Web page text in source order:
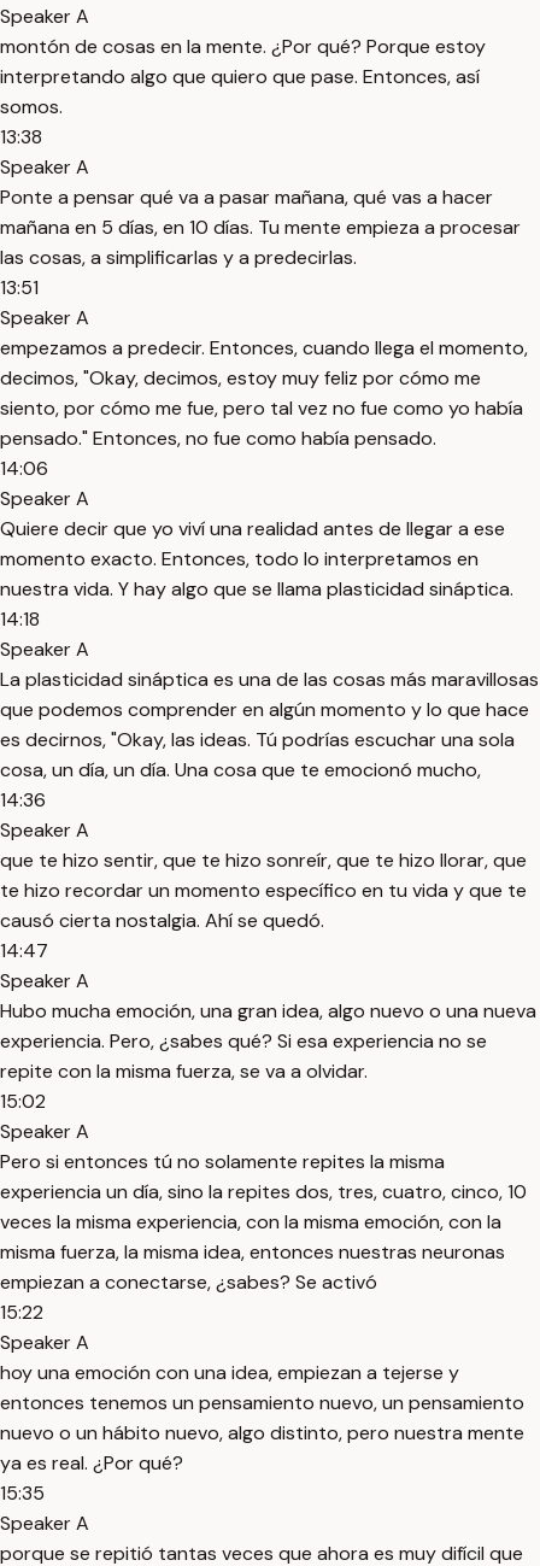
Speaker A
montón de cosas en la mente. ¿Por qué? Porque estoy
interpretando algo que quiero que pase. Entonces, así
somos.
13:38
Speaker A
Ponte a pensar qué va a pasar mañana, qué vas a hacer
mañana en 5 días, en 10 días. Tu mente empieza a procesar
las cosas, a simplificarlas y a predecirlas.
13:51
Speaker A
empezamos a predecir. Entonces, cuando llega el momento,
decimos, "Okay, decimos, estoy muy feliz por cómo me
siento, por cómo me fue, pero tal vez no fue como yo había
pensado." Entonces, no fue como había pensado.
14:06
Speaker A
Quiere decir que yo viví una realidad antes de llegar a ese
momento exacto. Entonces, todo lo interpretamos en
nuestra vida. Y hay algo que se llama plasticidad sináptica.
14:18
Speaker A
La plasticidad sináptica es una de las cosas más maravillosas
que podemos comprender en algún momento y lo que hace
es decirnos, "Okay, las ideas. Tú podrías escuchar una sola
cosa, un día, un día. Una cosa que te emocionó mucho,
14:36
Speaker A
que te hizo sentir, que te hizo sonreír, que te hizo llorar, que
te hizo recordar un momento específico en tu vida y que te
causó cierta nostalgia. Ahí se quedó.
14:47
Speaker A
Hubo mucha emoción, una gran idea, algo nuevo o una nueva
experiencia. Pero, ¿sabes qué? Si esa experiencia no se
repite con la misma fuerza, se va a olvidar.
15:02
Speaker A
Pero si entonces tú no solamente repites la misma
experiencia un día, sino la repites dos, tres, cuatro, cinco, 10
veces la misma experiencia, con la misma emoción, con la
misma fuerza, la misma idea, entonces nuestras neuronas
empiezan a conectarse, ¿sabes? Se activó
15:22
Speaker A
hoy una emoción con una idea, empiezan a tejerse y
entonces tenemos un pensamiento nuevo, un pensamiento
nuevo o un hábito nuevo, algo distinto, pero nuestra mente
ya es real. ¿Por qué?
15:35
Speaker A
porque se repitió tantas veces que ahora es muy difícil que